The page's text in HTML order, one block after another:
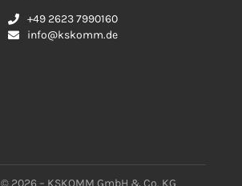
+49 2623 7990160
info@kskomm.de
2026 – KSKOMM GmbH & Co. KG